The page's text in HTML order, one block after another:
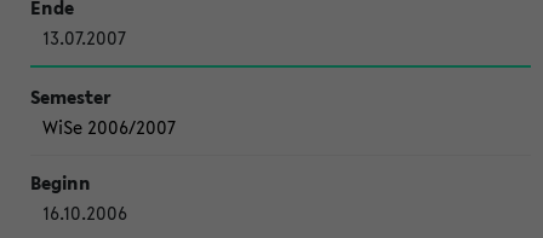
13.07.2007
WiSe 2006/2007
16.10.2006